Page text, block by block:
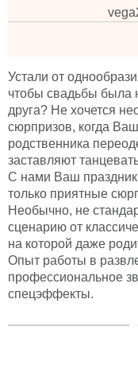
Устали от
чтобы свадьбы была
друга? Не хочется
сюрпризов, когда
родственника
заставляют
С нами Ваш праздник
только приятные
Необычно, не
сценарию от
на которой даже
Опыт работы в
профессиональное
спецэффекты.